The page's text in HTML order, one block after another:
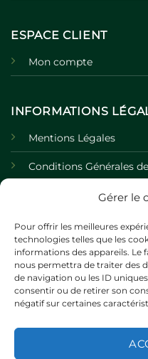
Gérer le
Pour offrir les meilleures
technologies telles que les
informations des appareils. Le
nous permettra de traiter des
de navigation ou les ID
consentir ou de retirer son
négatif sur certaines
ESPACE CLIENT
Mon compte
INFORMATIONS
Mentions Légales
Conditions Générales
Politique de
Politique de Cookies